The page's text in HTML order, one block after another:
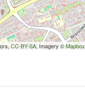
CC-BY-SA, Imagery ©Mapbox